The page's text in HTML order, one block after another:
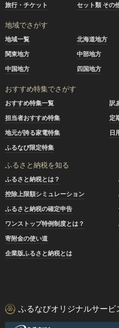
旅行・チケット
セット類 その
地域でさがす
地域一覧 北海道地方
関東地方
中部地方
中国地方
四国地方
おすすめ特集でさがす
おすすめ特集一覧
訳
担当者おすすめ特集
定
地元が誇る家電特集
日
ふるなび限定特集
ふるさと納税を知る
ふるさと納税とは？
控除上限額シミュレーション
ふるさと納税の確定申告
ワンストップ特例制度とは？
寄附金の使い道
企業版ふるさと納税とは
ふるなびオリジナルサービ